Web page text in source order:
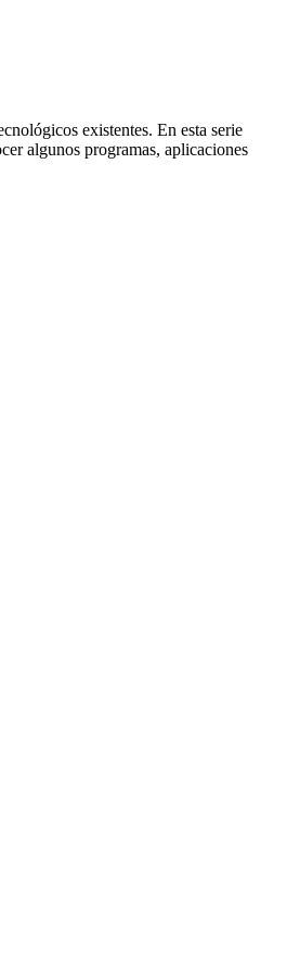
existentes. En esta serie
algunos programas, aplicaciones